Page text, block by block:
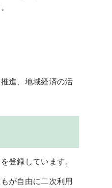
進、地域経済の活
登録しています。
が自由に二次利用